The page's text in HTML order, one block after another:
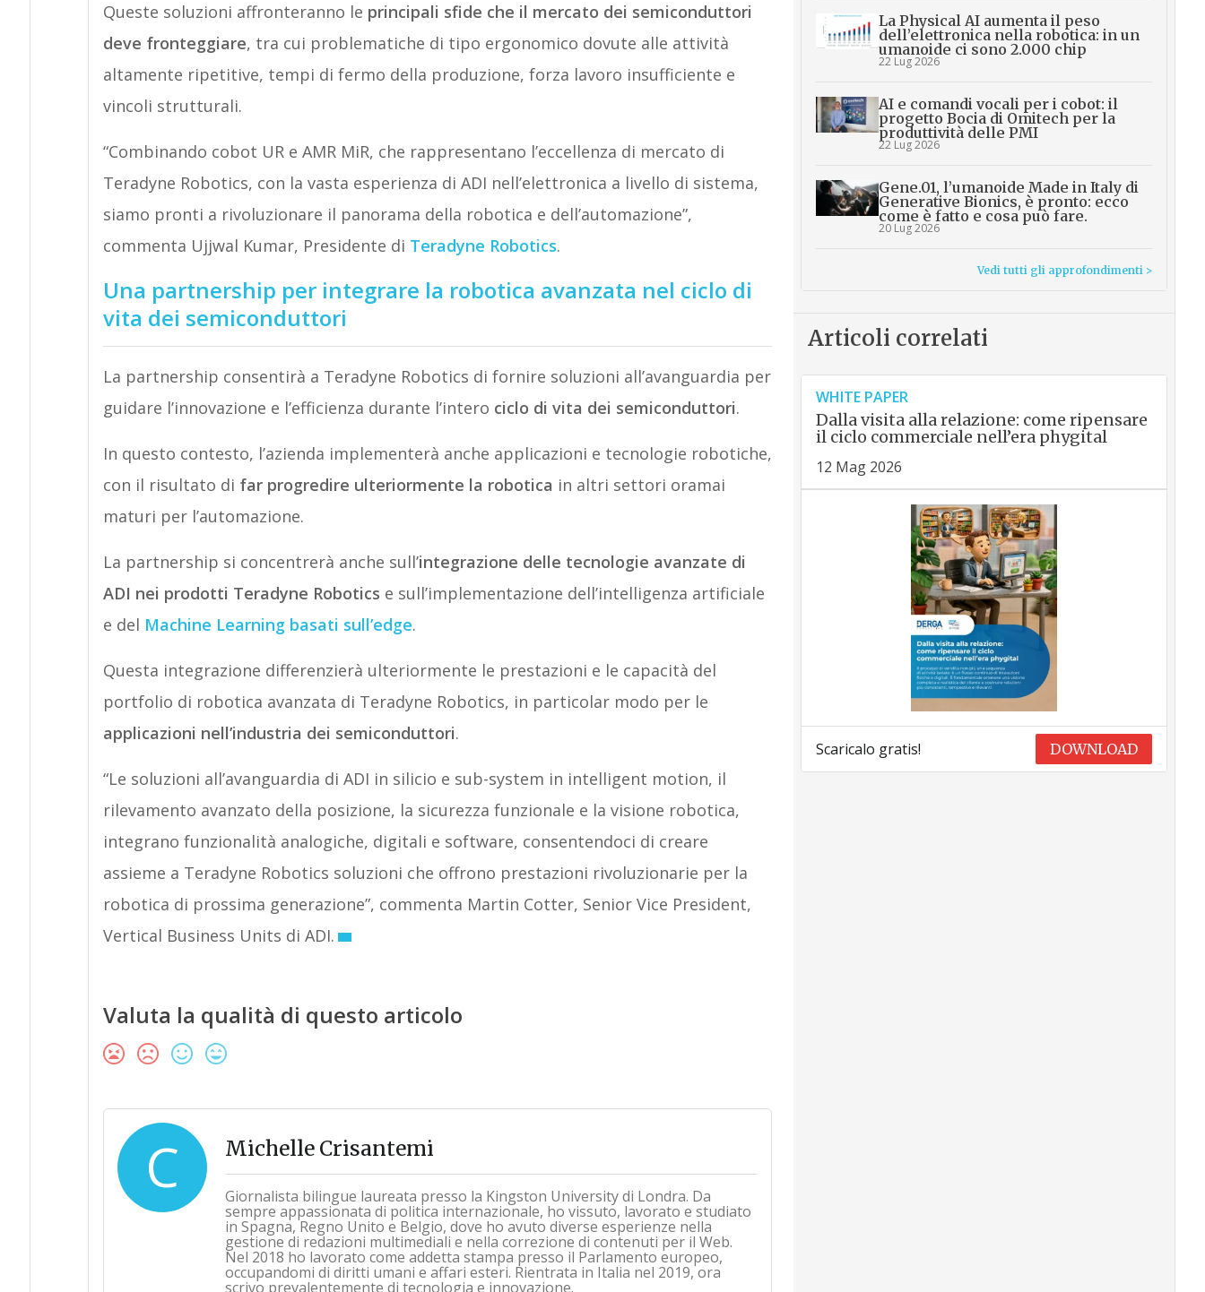
Queste soluzioni affronteranno le principali sfide che il mercato dei semiconduttori
deve fronteggiare, tra cui problematiche di tipo ergonomico dovute alle attività
altamente ripetitive, tempi di fermo della produzione, forza lavoro insufficiente e
vincoli strutturali.
“Combinando cobot UR e AMR MiR, che rappresentano l’eccellenza di mercato di
Teradyne Robotics, con la vasta esperienza di ADI nell’elettronica a livello di sistema,
siamo pronti a rivoluzionare il panorama della robotica e dell’automazione”,
commenta Ujjwal Kumar, Presidente di Teradyne Robotics.
Una partnership per integrare la robotica avanzata nel ciclo di
vita dei semiconduttori
La partnership consentirà a Teradyne Robotics di fornire soluzioni all’avanguardia per
guidare l’innovazione e l’efficienza durante l’intero ciclo di vita dei semiconduttori.
In questo contesto, l’azienda implementerà anche applicazioni e tecnologie robotiche,
con il risultato di far progredire ulteriormente la robotica in altri settori oramai
maturi per l’automazione.
La partnership si concentrerà anche sull’integrazione delle tecnologie avanzate di
ADI nei prodotti Teradyne Robotics e sull’implementazione dell’intelligenza artificiale
e del Machine Learning basati sull’edge.
Questa integrazione differenzierà ulteriormente le prestazioni e le capacità del
portfolio di robotica avanzata di Teradyne Robotics, in particolar modo per le
applicazioni nell’industria dei semiconduttori.
“Le soluzioni all’avanguardia di ADI in silicio e sub-system in intelligent motion, il
rilevamento avanzato della posizione, la sicurezza funzionale e la visione robotica,
integrano funzionalità analogiche, digitali e software, consentendoci di creare
assieme a Teradyne Robotics soluzioni che offrono prestazioni rivoluzionarie per la
robotica di prossima generazione”, commenta Martin Cotter, Senior Vice President,
Vertical Business Units di ADI.
Valuta la qualità di questo articolo
C Michelle Crisantemi
Giornalista bilingue laureata presso la Kingston University di Londra. Da
sempre appassionata di politica internazionale, ho vissuto, lavorato e studiato
in Spagna, Regno Unito e Belgio, dove ho avuto diverse esperienze nella
gestione di redazioni multimediali e nella correzione di contenuti per il Web.
Nel 2018 ho lavorato come addetta stampa presso il Parlamento europeo,
occupandomi di diritti umani e affari esteri. Rientrata in Italia nel 2019, ora
scrivo prevalentemente di tecnologia e innovazione.
La Physical AI aumenta il peso
dell’elettronica nella robotica: in un
umanoide ci sono 2.000 chip
22 Lug 2026
AI e comandi vocali per i cobot: il
progetto Bocia di Omitech per la
produttività delle PMI
22 Lug 2026
Gene.01, l’umanoide Made in Italy di
Generative Bionics, è pronto: ecco
come è fatto e cosa può fare.
20 Lug 2026
Vedi tutti gli approfondimenti >
Articoli correlati
WHITE PAPER
Dalla visita alla relazione: come ripensare
il ciclo commerciale nell’era phygital
12 Mag 2026
Scaricalo gratis! DOWNLOAD